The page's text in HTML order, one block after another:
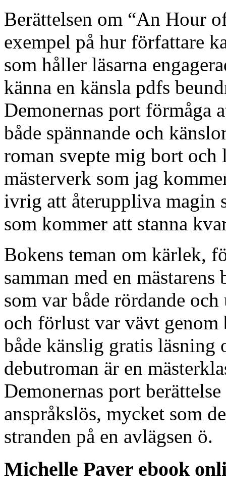
Berättelsen om “An Hour
exempel på hur författare
som håller läsarna
känna en känsla pdfs
Demonernas port förmåga
både spännande och
roman svepte mig bort och
mästerverk som jag
ivrig att återuppliva magin
som kommer att stanna
Bokens teman om kärlek,
samman med en
som var både rördande
och förlust var vävt genom
både känslig gratis läsning
debutroman är en
Demonernas port
anspråkslös, mycket som
stranden på en avlägsen ö.
Michelle Paver ebook